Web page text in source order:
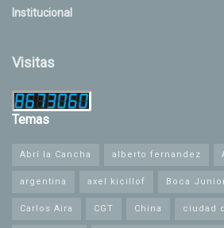
Institucional
Visitas
Temas
Abrí la Cancha alberto fernandez
argentina axel kicillof Boca
Carlos Aira CGT China ciudad